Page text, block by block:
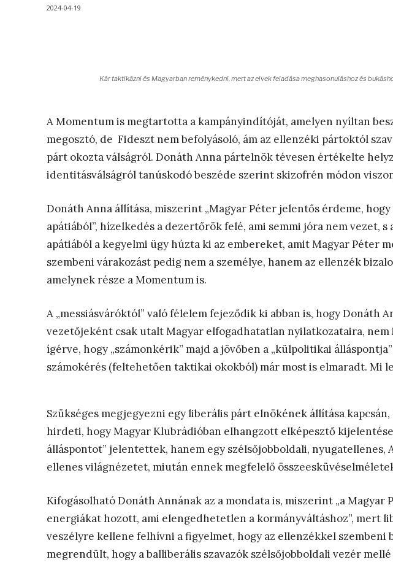
2024-04-19
Kár taktikázni és Magyarban reménykedni, mert az elvek feladása meghasonuláshoz és
A Momentum is megtartotta a kampányindítóját, amelyen nyíltan
megosztó, de Fideszt nem befolyásoló, ám az ellenzéki pártoktól
párt okozta válságról. Donáth Anna pártelnök tévesen értékelte
identitásválságról tanúskodó beszéde szerint skizofrén módon
Donáth Anna állítása, miszerint „Magyar Péter jelentős érdeme,
apátiából”, hízelkedés a dezertőrök felé, ami semmi jóra nem vezet, s
apátiából a kegyelmi ügy húzta ki az embereket, amit Magyar Péter
szembeni várakozást pedig nem a személye, hanem az ellenzék
amelynek része a Momentum is.
A „messiásváróktól” való félelem fejeződik ki abban is, hogy Donáth
vezetőjeként csak utalt Magyar elfogadhatatlan nyilatkozataira, nem
ígérve, hogy „számonkérik” majd a jövőben a „külpolitikai
számokérés (feltehetően taktikai okokból) már most is elmaradt. Mi
Szükséges megjegyezni egy liberális párt elnökének állítása
hirdeti, hogy Magyar Klubrádióban elhangzott elképesztő
álláspontot” jelentettek, hanem egy szélsőjobboldali, nyugatellenes,
ellenes világnézetet, miután ennek megfelelő
Kifogásolható Donáth Annának az a mondata is, miszerint „a Magyar
energiákat hozott, ami elengedhetetlen a kormányváltáshoz”, mert
veszélyre kellene felhívni a figyelmet, hogy az ellenzékkel szembeni
megrendült, hogy a balliberális szavazók szélsőjobboldali vezér